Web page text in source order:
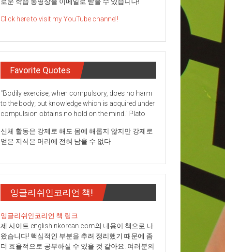
로운 학습 동영상을 이메일로 받을 수 있습니다!
Click here to visit my YouTube channel!
Favorite Quotes
"Bodily exercise, when compulsory, does no harm
to the body; but knowledge which is acquired under
compulsion obtains no hold on the mind." Plato
신체 활동은 강제로 해도 몸에 해롭지 않지만 강제로
얻은 지식은 머리에 전혀 남을 수 없다
잉글리쉬인코리언 책!
잉글리쉬인코리언 책 링크
제 사이트 englishinkorean.com의 내용이 책으로 나
왔습니다! 핵심적인 부분을 추려 정리했기 때문에 좀
더 효율적으로 공부하실 수 있을 것 같아요. 여러분의